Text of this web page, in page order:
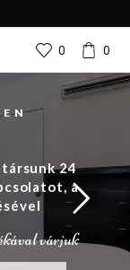
0 0
várjuk
24
a